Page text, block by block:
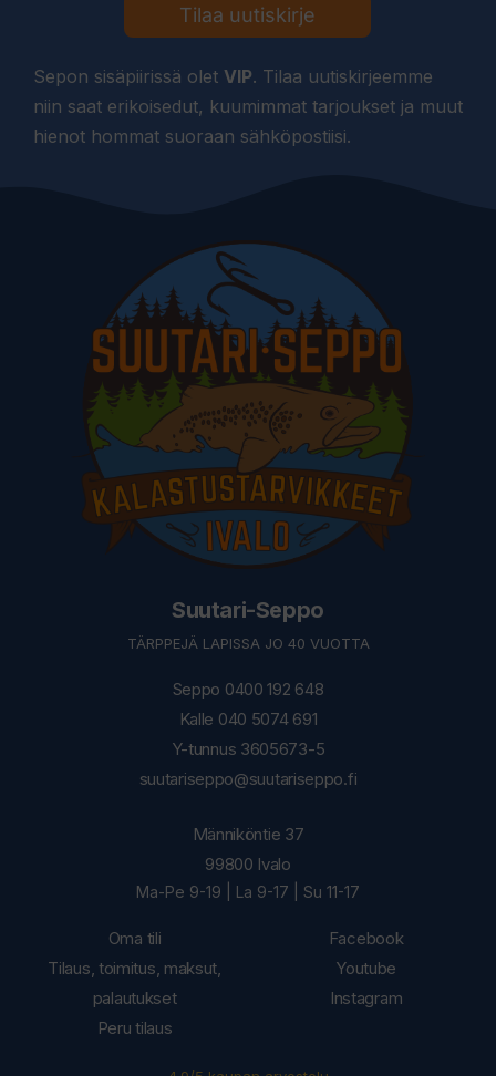
Tilaa uutiskirje
Sepon sisäpiirissä olet VIP. Tilaa uutiskirjeemme
niin saat erikoisedut, kuumimmat tarjoukset ja muut
hienot hommat suoraan sähköpostiisi.
Suutari-Seppo
TÄRPPEJÄ LAPISSA JO 40 VUOTTA
Seppo 0400 192 648
Kalle 040 5074 691
Y-tunnus 3605673-5
suutariseppo@suutariseppo.fi
Oma tili
Tilaus, toimitus, maksut,
palautukset
Peru tilaus
Männiköntie 37
99800 Ivalo
Ma-Pe 9-19 | La 9-17 | Su 11-17
Facebook
Youtube
Instagram